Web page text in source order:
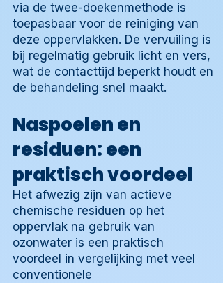
via de twee-doekenmethode is
toepasbaar voor de reiniging van
deze oppervlakken. De vervuiling is
bij regelmatig gebruik licht en vers,
wat de contacttijd beperkt houdt en
de behandeling snel maakt.
Naspoelen en
residuen: een
praktisch voordeel
Het afwezig zijn van actieve
chemische residuen op het
oppervlak na gebruik van
ozonwater is een praktisch
voordeel in vergelijking met veel
conventionele